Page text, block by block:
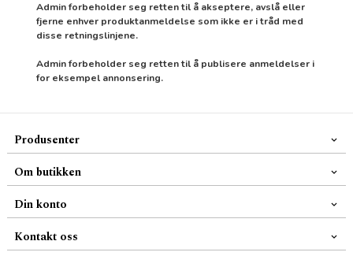
Admin forbeholder seg retten til å akseptere, avslå eller
fjerne enhver produktanmeldelse som ikke er i tråd med
disse retningslinjene.
Admin forbeholder seg retten til å publisere anmeldelser i
for eksempel annonsering.
Produsenter
Om butikken
Din konto
Kontakt oss